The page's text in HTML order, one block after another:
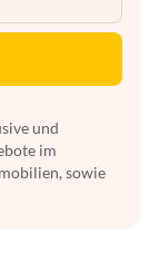
und
im
sowie